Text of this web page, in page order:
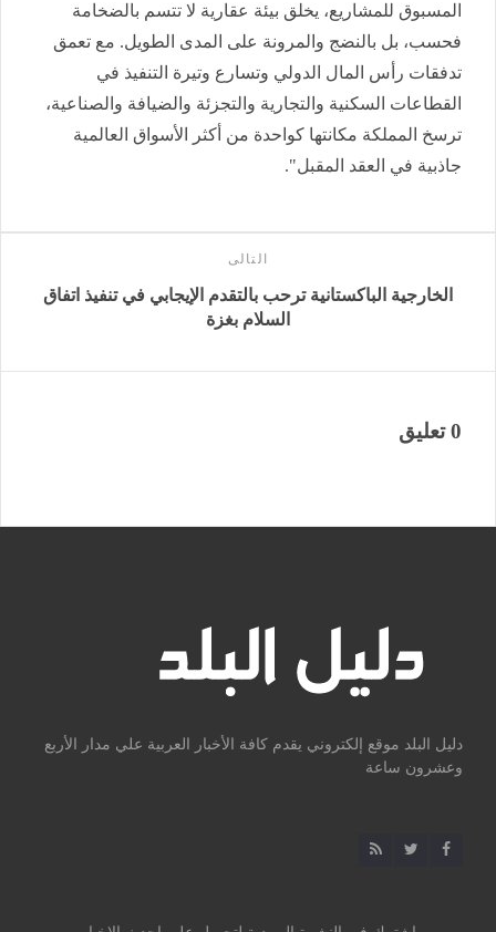
المسبوق للمشاريع، يخلق بيئة عقارية لا تتسم بالضخامة
فحسب، بل بالنضج والمرونة على المدى الطويل. مع تعمق
تدفقات رأس المال الدولي وتسارع وتيرة التنفيذ في
القطاعات السكنية والتجارية والتجزئة والضيافة والصناعية،
ترسخ المملكة مكانتها كواحدة من أكثر الأسواق العالمية
جاذبية في العقد المقبل".
التالى
الخارجية الباكستانية ترحب بالتقدم الإيجابي في تنفيذ اتفاق
السلام بغزة
0 تعليق
دليل البلد موقع إلكتروني يقدم كافة الأخبار العربية علي مدار الأربع
وعشرون ساعة